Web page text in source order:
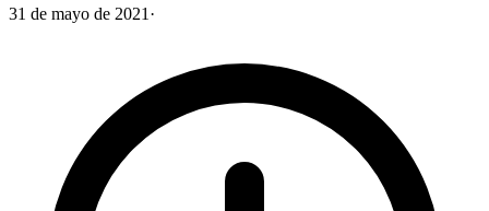
31 de mayo de 2021 ·